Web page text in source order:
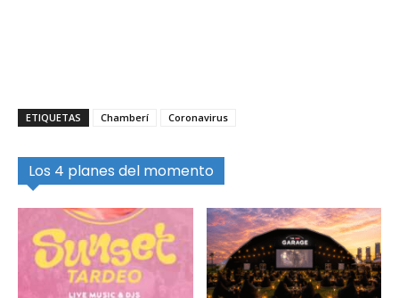
ETIQUETAS Chamberí Coronavirus
Los 4 planes del momento